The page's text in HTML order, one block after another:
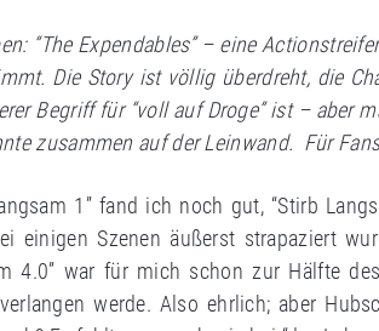
“The Expendables” – eine
Die Story ist völlig überdreht, die
Begriff für “voll auf Droge” ist – aber
zusammen auf der Leinwand. Für
1” fand ich noch gut, “Stirb
einigen Szenen äußerst strapaziert
4.0” war für mich schon zur Hälfte
werde. Also ehrlich; aber